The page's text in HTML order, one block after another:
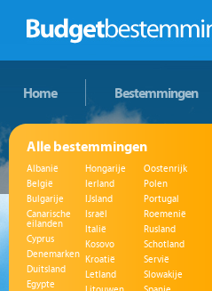
Home Bestemmingen
Alle bestemmingen
Albanië
België
Bulgarije
Canarische
eilanden
Cyprus
Denemarken
Duitsland
Egypte
Hongarije
Ierland
IJsland
Israël
Italië
Kosovo
Kroatië
Letland
Oostenrijk
Polen
Portugal
Roemenië
Rusland
Schotland
Servië
Slowakije